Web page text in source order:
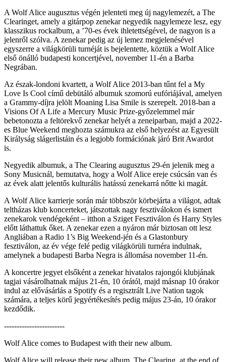
A Wolf Alice augusztus végén jelenteti meg új nagylemezét, a The
Clearinget, amely a gitárpop zenekar negyedik nagylemeze lesz, egy
klasszikus rockalbum, a ’70-es évek ihletettségével, de nagyon is a
jelenről szólva. A zenekar pedig az új lemez megjelenésével
egyszerre a világkörüli turnéját is bejelentette, köztük a Wolf Alice
első önálló budapesti koncertjével, november 11-én a Barba
Negrában.
Az észak-londoni kvartett, a Wolf Alice 2013-ban tűnt fel a My
Love Is Cool című debütáló albumuk szomorú eufóriájával, amelyen
a Grammy-díjra jelölt Moaning Lisa Smile is szerepelt. 2018-ban a
Visions Of A Life a Mercury Music Prize-győzelemmel már
bebetonozta a feltörekvő zenekar helyét a zeneiparban, majd a 2022-
es Blue Weekend meghozta számukra az első helyezést az Egyesült
Királyság slágerlistáin és a legjobb formációnak járó Brit Awardot
is.
Negyedik albumuk, a The Clearing augusztus 29-én jelenik meg a
Sony Musicnál, bemutatva, hogy a Wolf Alice ereje csúcsán van és
az évek alatt jelentős kulturális hatássú zenekarrá nőtte ki magát.
A Wolf Alice karrierje során már többször körbejárta a világot, adtak
teltházas klub koncerteket, játszottak nagy fesztiválokon és ismert
zenekarok vendégeként – itthon a Sziget Fesztiválon és Harry Styles
előtt láthattuk őket. A zenekar ezen a nyáron már biztosan ott lesz
Angliában a Radio 1’s Big Weekend-jén és a Glastonbury
fesztiválon, az év vége felé pedig világkörüli turnéra indulnak,
amelynek a budapesti Barba Negra is állomása november 11-én.
A koncertre jegyet elsőként a zenekar hivatalos rajongói klubjának
tagjai vásárolhatnak május 21-én, 10 órától, majd másnap 10 órakor
indul az elővásárlás a Spotify és a regisztrált Live Nation tagok
számára, a teljes körű jegyértékesítés pedig május 23-án, 10 órakor
kezdődik.
------------------------
Wolf Alice comes to Budapest with their new album.
Wolf Alice will release their new album, The Clearing, at the end of